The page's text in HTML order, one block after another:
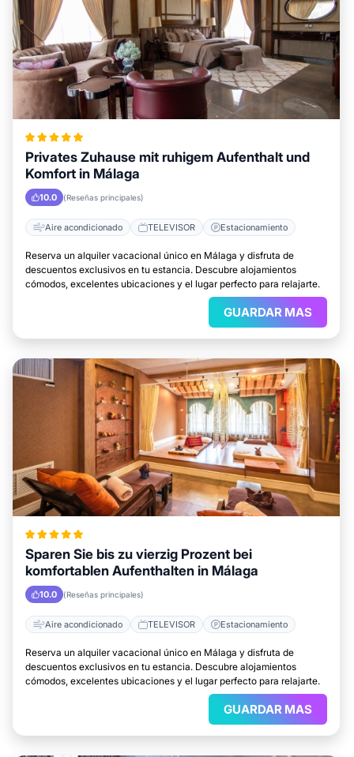
Privates Zuhause mit ruhigem Aufenthalt und
Komfort in Málaga
10.0 (Reseñas principales)
Aire acondicionado TELEVISOR Estacionamiento
Reserva un alquiler vacacional único en Málaga y disfruta de
descuentos exclusivos en tu estancia. Descubre alojamientos
cómodos, excelentes ubicaciones y el lugar perfecto para relajarte.
GUARDAR MAS
Sparen Sie bis zu vierzig Prozent bei
komfortablen Aufenthalten in Málaga
10.0 (Reseñas principales)
Aire acondicionado TELEVISOR Estacionamiento
Reserva un alquiler vacacional único en Málaga y disfruta de
descuentos exclusivos en tu estancia. Descubre alojamientos
cómodos, excelentes ubicaciones y el lugar perfecto para relajarte.
GUARDAR MAS